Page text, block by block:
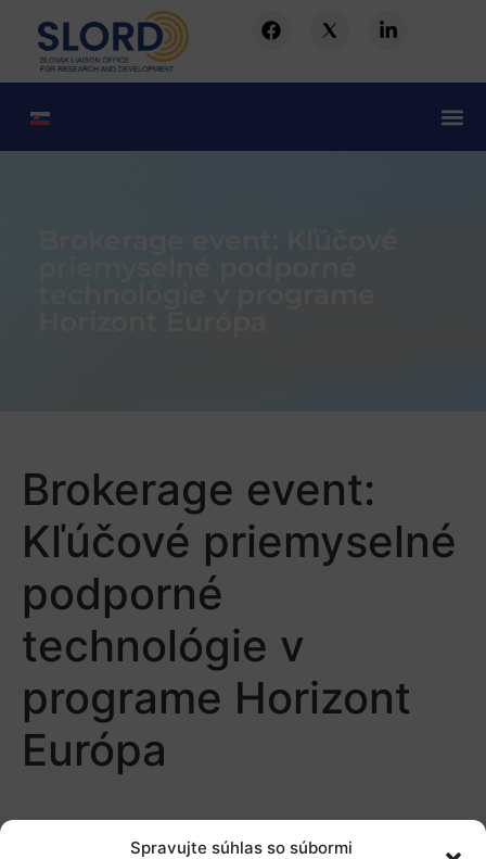
Spravujte súhlas so súbormi
Brokerage event:
Kľúčové priemyselné
podporné
technológie v
programe Horizont
Európa